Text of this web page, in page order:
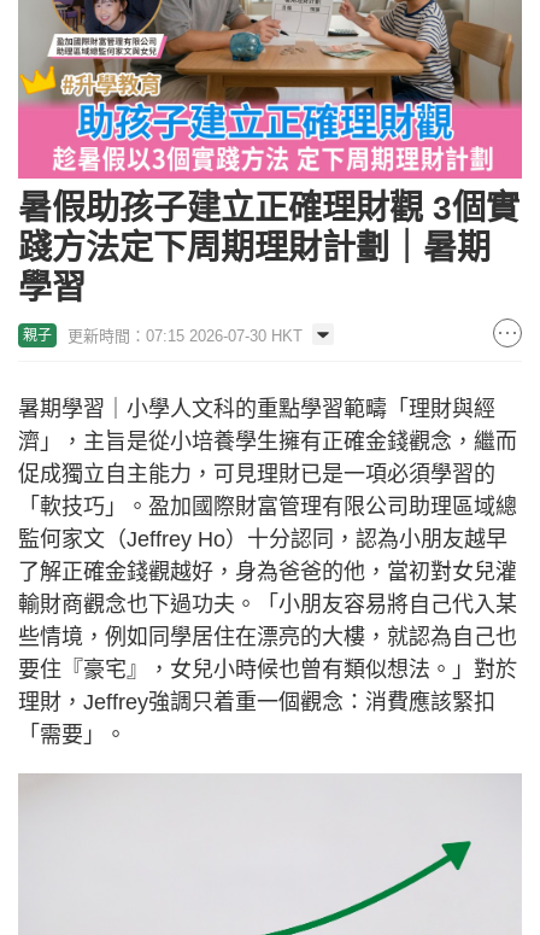
暑假助孩子建立正確理財觀 3個實
踐方法定下周期理財計劃｜暑期
學習
親子 更新時間：07:15 2026-07-30 HKT
暑期學習｜小學人文科的重點學習範疇「理財與經
濟」，主旨是從小培養學生擁有正確金錢觀念，繼而
促成獨立自主能力，可見理財已是一項必須學習的
「軟技巧」。盈加國際財富管理有限公司助理區域總
監何家文（Jeffrey Ho）十分認同，認為小朋友越早
了解正確金錢觀越好，身為爸爸的他，當初對女兒灌
輸財商觀念也下過功夫。「小朋友容易將自己代入某
些情境，例如同學居住在漂亮的大樓，就認為自己也
要住『豪宅』，女兒小時候也曾有類似想法。」對於
理財，Jeffrey強調只着重一個觀念：消費應該緊扣
「需要」。